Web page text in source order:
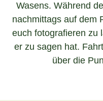
Wasens. Während
nachmittags auf dem
euch fotografieren zu
er zu sagen hat.
über die